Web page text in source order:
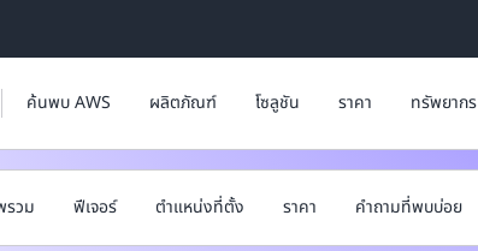
ค้นพบ AWS ผลิตภัณฑ์ โซลูชัน ราคา ทรัพยากร
รวม ฟีเจอร์ ตำแหน่งที่ตั้ง ราคา คำถามที่พบบ่อย